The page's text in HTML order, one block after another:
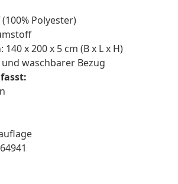
Polyester)
x 200 x 5 cm (B x L x H)
waschbarer Bezug